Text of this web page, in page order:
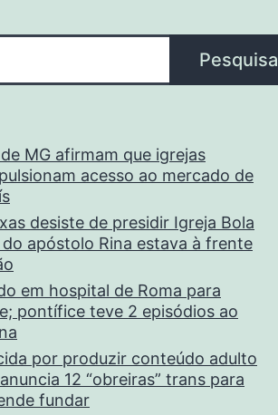
MG afirmam que igrejas
acesso ao mercado de
desiste de presidir Igreja Bola
apóstolo Rina estava à frente
em hospital de Roma para
pontífice teve 2 episódios ao
por produzir conteúdo adulto
12 “obreiras” trans para
fundar